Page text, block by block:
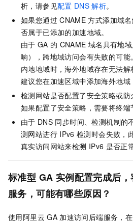
析，请参见配置 DNS 解析。
如果您通过 CNAME 方式添加域
否属于已添加的加速地域。
由于 GA 的 CNAME 域名具有地
响），跨地域访问会有失败的可
内地地域时，海外地域存在无法解
建议您在加速区域中添加海外地域
检测网站是否配置了安全策略或防
如果配置了安全策略，需要将终端
由于 DNS 同步时间、检测机制的
测网站进行 IPv6 检测时会失败，
真实访问网站来检测 IPv6 是否正
标准型 GA 实例配置完成后
服务，可能有哪些原因？
使用阿里云 GA 加速访问后端服务，